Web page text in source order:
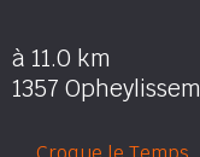
à 11.0 km
1357 Opheylissem